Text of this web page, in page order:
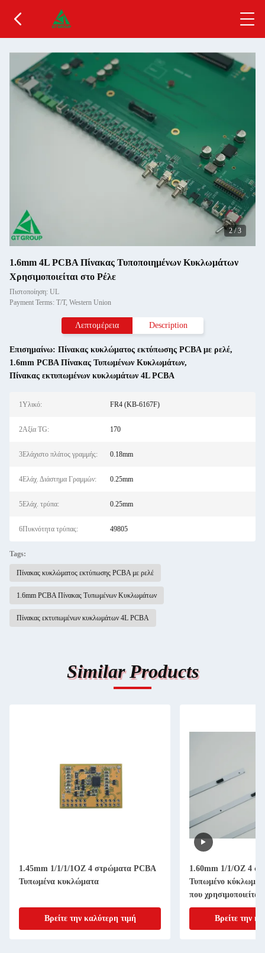
2/3
1.6mm 4L PCBA Πίνακας Τυποποιημένων Κυκλωμάτων
Χρησιμοποιείται στο Ρέλε
Πιστοποίηση: UL
Payment Terms: T/T, Western Union
Λεπτομέρεια Description
Επισημαίνω: Πίνακας κυκλώματος εκτύπωσης PCBA με ρελέ,
1.6mm PCBA Πίνακας Τυπωμένων Κυκλωμάτων,
Πίνακας εκτυπωμένων κυκλωμάτων 4L PCBA
1Υλικό: FR4 (KB-6167F)
2Αξία TG: 170
3Ελάχιστο πλάτος γραμμής: 0.18mm
4Ελάχ. Διάστημα Γραμμών: 0.25mm
5Ελάχ. τρύπα: 0.25mm
6Πυκνότητα τρύπας: 49805
Tags:
Πίνακας κυκλώματος εκτύπωσης PCBA με ρελέ
1.6mm PCBA Πίνακας Τυπωμένων Κυκλωμάτων
Πίνακας εκτυπωμένων κυκλωμάτων 4L PCBA
Similar Products
1.45mm 1/1/1/1OZ 4 στρώματα PCBA
Τυπωμένα κυκλώματα
Βρείτε την καλύτερη τιμή
1.60mm 1/1/OZ 4
Τυπωμένο κύκλωμα
που
Βρείτε την